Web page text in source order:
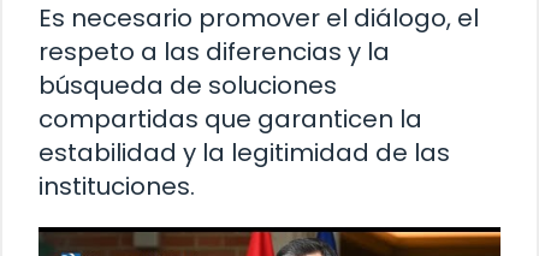
Es necesario promover el diálogo, el
respeto a las diferencias y la
búsqueda de soluciones
compartidas que garanticen la
estabilidad y la legitimidad de las
instituciones.